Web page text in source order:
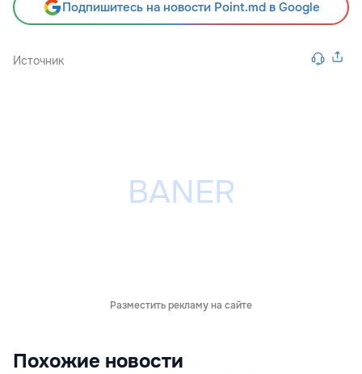
Подпишитесь на новости Point.md в Google
Источник
Разместить рекламу на сайте
Похожие новости